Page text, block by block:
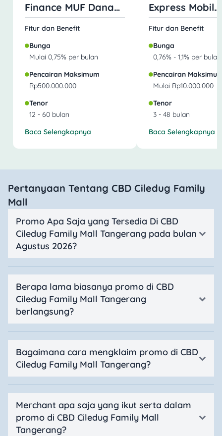
Finance MUF Dana
Mobil
Fitur dan Benefit
Bunga
Mulai 0,75% per bulan
Pencairan Maksimum
Rp500.000.000
Tenor
12 - 60 bulan
Baca Selengkapnya
Express Mobil
Jaminan BPKB
Fitur dan Benefit
Bunga
0,76% - 1,1% per bulan
Pencairan
Mulai Rp10.000.000
Tenor
3 - 48 bulan
Baca Selengkapnya
Pertanyaan Tentang CBD Ciledug Family
Mall
Promo Apa Saja yang Tersedia Di CBD
Ciledug Family Mall Tangerang pada bulan
Agustus 2026?
Berapa lama biasanya promo di CBD
Ciledug Family Mall Tangerang
berlangsung?
Bagaimana cara mengklaim promo di CBD
Ciledug Family Mall Tangerang?
Merchant apa saja yang ikut serta dalam
promo di CBD Ciledug Family Mall
Tangerang?